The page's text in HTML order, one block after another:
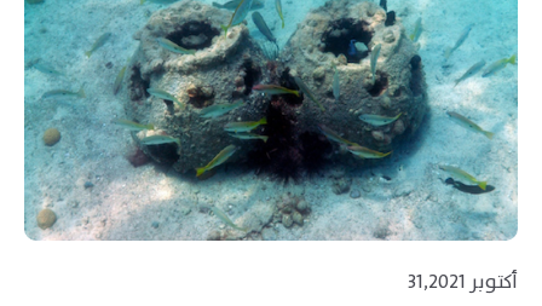
أكتوبر 31,2021